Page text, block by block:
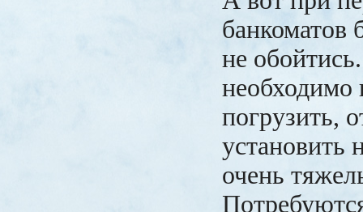
банкоматов
не
необходимо
погрузить,
установить
очень